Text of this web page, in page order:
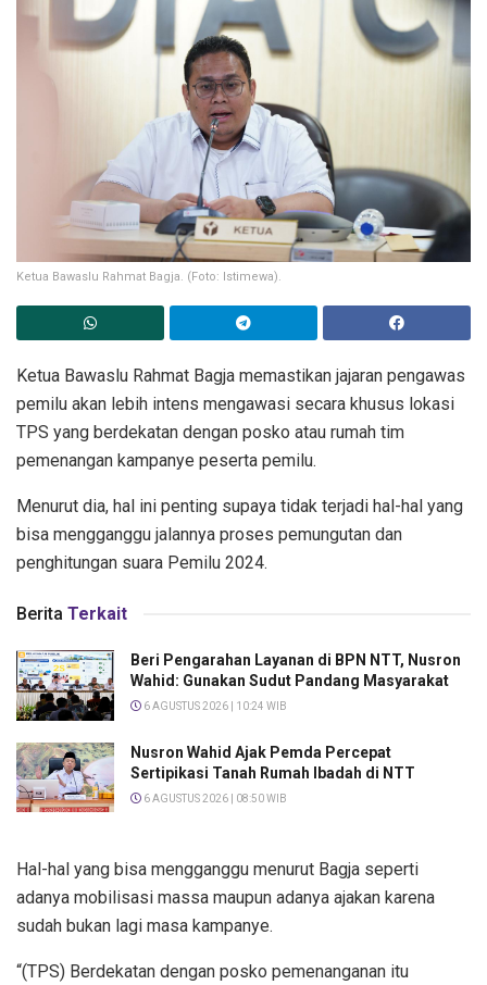
Ketua Bawaslu Rahmat Bagja. (Foto: Istimewa).
Ketua Bawaslu Rahmat Bagja memastikan jajaran pengawas
pemilu akan lebih intens mengawasi secara khusus lokasi
TPS yang berdekatan dengan posko atau rumah tim
pemenangan kampanye peserta pemilu.
Menurut dia, hal ini penting supaya tidak terjadi hal-hal yang
bisa mengganggu jalannya proses pemungutan dan
penghitungan suara Pemilu 2024.
Berita Terkait
Beri Pengarahan Layanan di BPN NTT, Nusron
Wahid: Gunakan Sudut Pandang Masyarakat
6 AGUSTUS 2026 | 10:24 WIB
Nusron Wahid Ajak Pemda Percepat
Sertipikasi Tanah Rumah Ibadah di NTT
6 AGUSTUS 2026 | 08:50 WIB
Hal-hal yang bisa mengganggu menurut Bagja seperti
adanya mobilisasi massa maupun adanya ajakan karena
sudah bukan lagi masa kampanye.
“(TPS) Berdekatan dengan posko pemenanganan itu